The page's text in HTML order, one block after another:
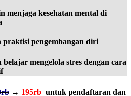
menjaga kesehatan mental di
praktisi pengembangan diri
mengelola stres dengan cara
→ 195rb untuk pendaftaran dan